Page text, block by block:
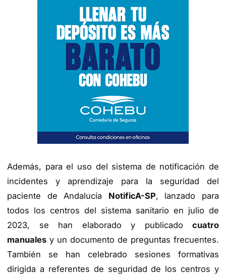
Además, para el uso del sistema de notificación de
incidentes y aprendizaje para la seguridad del
paciente de Andalucía NotificA-SP, lanzado para
todos los centros del sistema sanitario en julio de
2023, se han elaborado y publicado cuatro
manuales y un documento de preguntas frecuentes.
También se han celebrado sesiones formativas
dirigida a referentes de seguridad de los centros y